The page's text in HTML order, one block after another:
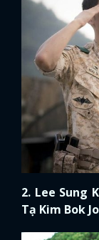
2. Lee Sung
Tạ Kim Bok